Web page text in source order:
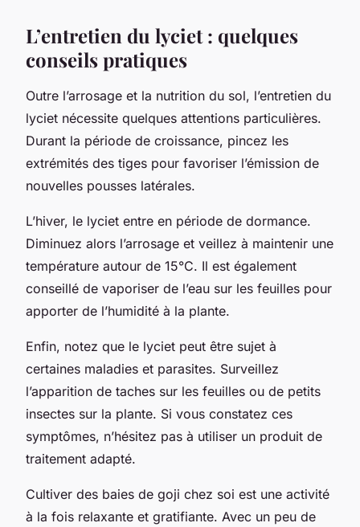
L’entretien du lyciet : quelques
conseils pratiques
Outre l’arrosage et la nutrition du sol, l’entretien du
lyciet nécessite quelques attentions particulières.
Durant la période de croissance, pincez les
extrémités des tiges pour favoriser l’émission de
nouvelles pousses latérales.
L’hiver, le lyciet entre en période de dormance.
Diminuez alors l’arrosage et veillez à maintenir une
température autour de 15°C. Il est également
conseillé de vaporiser de l’eau sur les feuilles pour
apporter de l’humidité à la plante.
Enfin, notez que le lyciet peut être sujet à
certaines maladies et parasites. Surveillez
l’apparition de taches sur les feuilles ou de petits
insectes sur la plante. Si vous constatez ces
symptômes, n’hésitez pas à utiliser un produit de
traitement adapté.
Cultiver des baies de goji chez soi est une activité
à la fois relaxante et gratifiante. Avec un peu de